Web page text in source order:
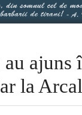
au
la